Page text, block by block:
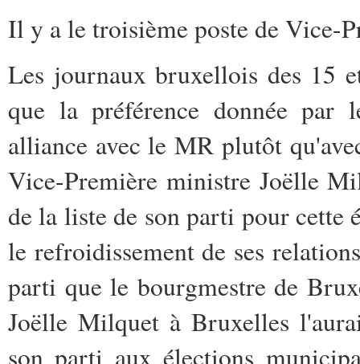
Il y a le troisième poste de Vice-
Les journaux bruxellois des 15
que la préférence donnée par
alliance avec le MR plutôt
Vice-Première ministre Joëlle
de la liste de son parti pour cette
le refroidissement de ses
parti que le bourgmestre de
Joëlle Milquet à Bruxelles
son parti aux élections